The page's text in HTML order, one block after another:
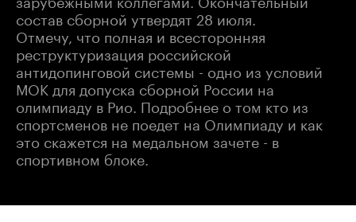
состав сборной утвердят 28 июля.
Отмечу, что полная и всесторонняя
реструктуризация российской
антидопинговой системы - одно из условий
МОК для допуска сборной России на
олимпиаду в Рио. Подробнее о том кто из
спортсменов не поедет на Олимпиаду и как
это скажется на медальном зачете - в
спортивном блоке.